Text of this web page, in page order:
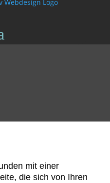
mit einer
die sich von Ihren